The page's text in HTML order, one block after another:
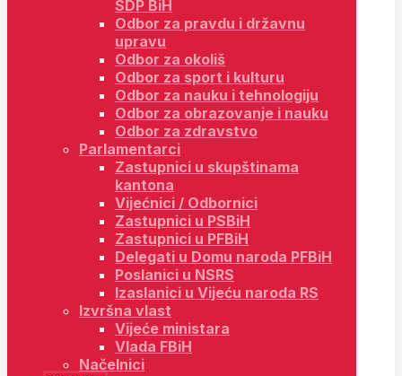
SDP BiH
Odbor za pravdu i državnu
upravu
Odbor za okoliš
Odbor za sport i kulturu
Odbor za nauku i tehnologiju
Odbor za obrazovanje i nauku
Odbor za zdravstvo
Parlamentarci
Zastupnici u skupštinama
kantona
Vijećnici / Odbornici
Zastupnici u PSBiH
Zastupnici u PFBiH
Delegati u Domu naroda PFBiH
Poslanici u NSRS
Izaslanici u Vijeću naroda RS
Izvršna vlast
Vijeće ministara
Vlada FBiH
Načelnici